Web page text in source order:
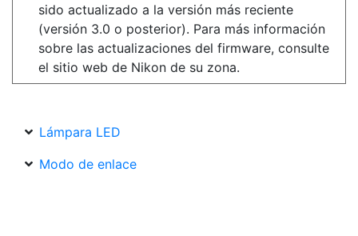
sido actualizado a la versión más reciente
(versión 3.0 o posterior). Para más información
sobre las actualizaciones del firmware, consulte
el sitio web de Nikon de su zona.
Lámpara LED
Modo de enlace